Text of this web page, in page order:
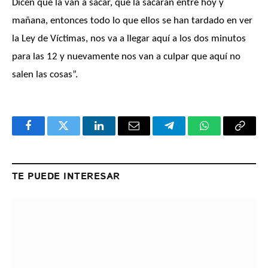
Dicen que la van a sacar, que la sacarán entre hoy y
mañana, entonces todo lo que ellos se han tardado en ver
la Ley de Víctimas, nos va a llegar aquí a los dos minutos
para las 12 y nuevamente nos van a culpar que aquí no
salen las cosas”.
FacebookTwitter LinkedInEmail TelegramWhatsApp
Copy
TE PUEDE INTERESAR